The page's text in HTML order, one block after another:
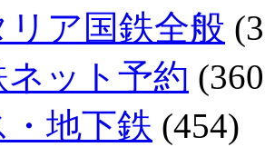
リア国鉄全般
ネット予約
・地下鉄 (454)